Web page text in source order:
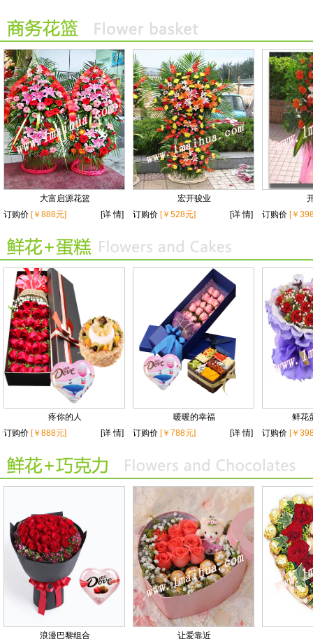
大富启源花篮
订购价 [￥888元] [详 情]
宏开骏业
订购价 [￥528元] [详 情]
订购价 [￥
疼你的人
订购价 [￥888元] [详 情]
暖暖的幸福
订购价 [￥788元] [详 情]
鲜花
订购价 [￥
浪漫巴黎组合 让爱靠近